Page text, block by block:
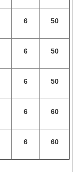
6 50
6 50
6 50
6 60
6 60